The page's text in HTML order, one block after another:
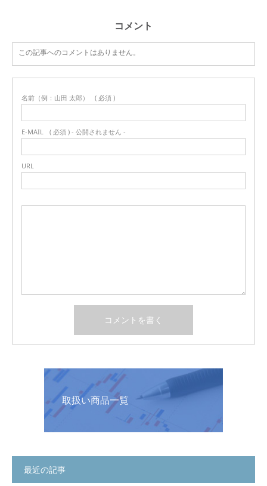
コメント
この記事へのコメントはありません。
名前（例：山田 太郎） ( 必須 )
E-MAIL ( 必須 ) - 公開されません -
URL
取扱い商品一覧
最近の記事